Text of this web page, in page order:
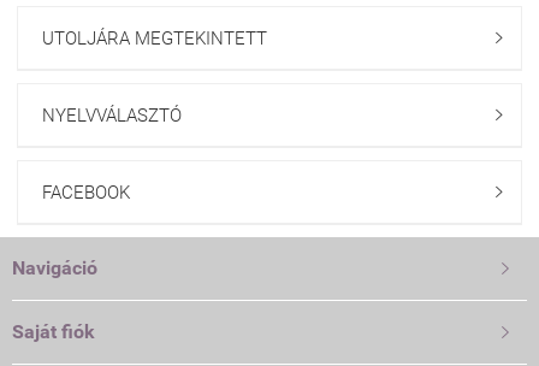
UTOLJÁRA MEGTEKINTETT 
NYELVVÁLASZTÓ 
FACEBOOK 
Navigáció 
Saját fiók 